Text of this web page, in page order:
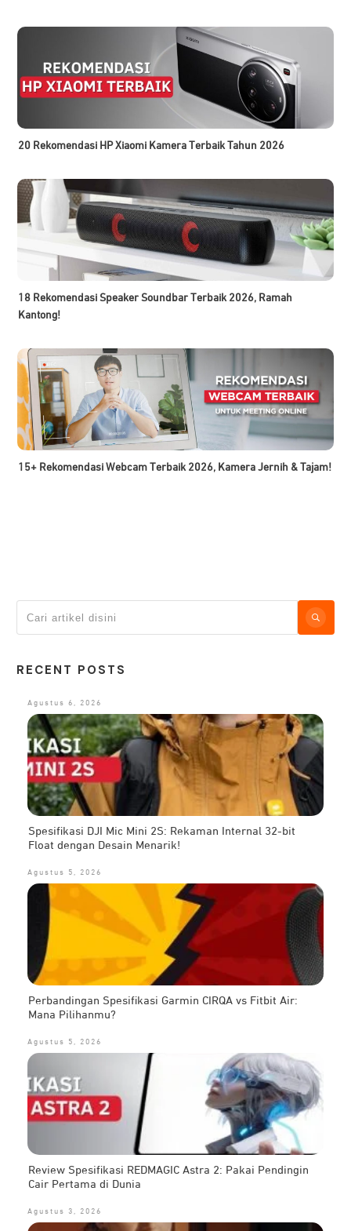
20 Rekomendasi HP Xiaomi Kamera Terbaik Tahun 2026
18 Rekomendasi Speaker Soundbar Terbaik 2026, Ramah
Kantong!
15+ Rekomendasi Webcam Terbaik 2026, Kamera Jernih & Tajam!
RECENT POSTS
Agustus 6, 2026
Spesifikasi DJI Mic Mini 2S: Rekaman Internal 32-bit
Float dengan Desain Menarik!
Agustus 5, 2026
Perbandingan Spesifikasi Garmin CIRQA vs Fitbit Air:
Mana Pilihanmu?
Agustus 5, 2026
Review Spesifikasi REDMAGIC Astra 2: Pakai Pendingin
Cair Pertama di Dunia
Agustus 3, 2026